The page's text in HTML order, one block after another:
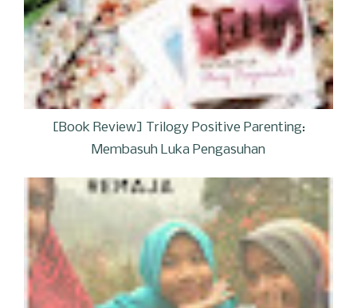
[Book Review] Trilogy Positive Parenting:
Membasuh Luka Pengasuhan